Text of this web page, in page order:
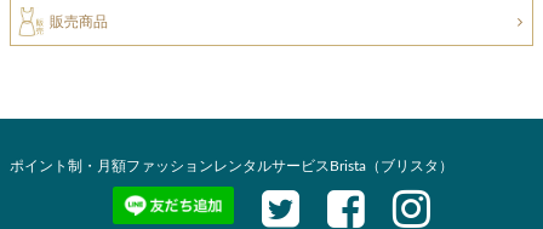
販売商品
ポイント制・月額ファッションレンタルサービスBrista（ブリスタ）